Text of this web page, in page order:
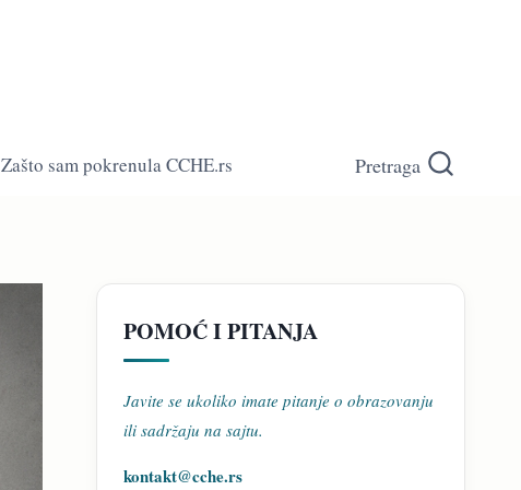
Zašto sam pokrenula CCHE.rs Pretraga
POMOĆ I PITANJA
Javite se ukoliko imate pitanje o obrazovanju
ili sadržaju na sajtu.
kontakt@cche.rs